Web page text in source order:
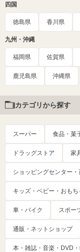
四国
徳島県 香川県
九州・沖縄
福岡県 佐賀県
鹿児島県 沖縄県
カテゴリから探す
スーパー 食品・菓
ドラッグストア 家
ショッピングセンター・
キッズ・ベビー・おもち
車・バイク スポー
通販・ネットショップ
本・雑誌・音楽・DVD